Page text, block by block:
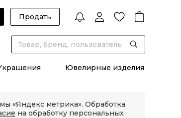
Продать
Ювелирные изделия
«Яндекс метрика». Обработка
на обработку персональных